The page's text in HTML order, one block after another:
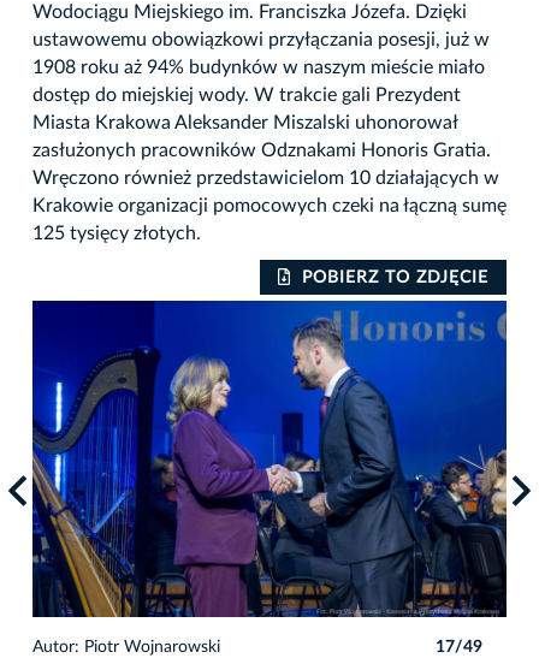
Wodociągu Miejskiego im. Franciszka Józefa. Dzięki
ustawowemu obowiązkowi przyłączania posesji, już w
1908 roku aż 94% budynków w naszym mieście miało
dostęp do miejskiej wody. W trakcie gali Prezydent
Miasta Krakowa Aleksander Miszalski uhonorował
zasłużonych pracowników Odznakami Honoris Gratia.
Wręczono również przedstawicielom 10 działających w
Krakowie organizacji pomocowych czeki na łączną sumę
125 tysięcy złotych.
POBIERZ TO ZDJĘCIE
Autor: Piotr Wojnarowski 17/49